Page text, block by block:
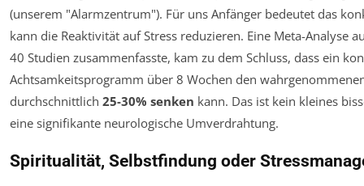
(unserem "Alarmzentrum"). Für uns Anfänger bedeutet das
kann die Reaktivität auf Stress reduzieren. Eine Meta-Analyse
40 Studien zusammenfasste, kam zu dem Schluss, dass ein
Achtsamkeitsprogramm über 8 Wochen den
durchschnittlich 25-30% senken kann. Das ist kein kleines
eine signifikante neurologische Umverdrahtung.
Spiritualität, Selbstfindung oder